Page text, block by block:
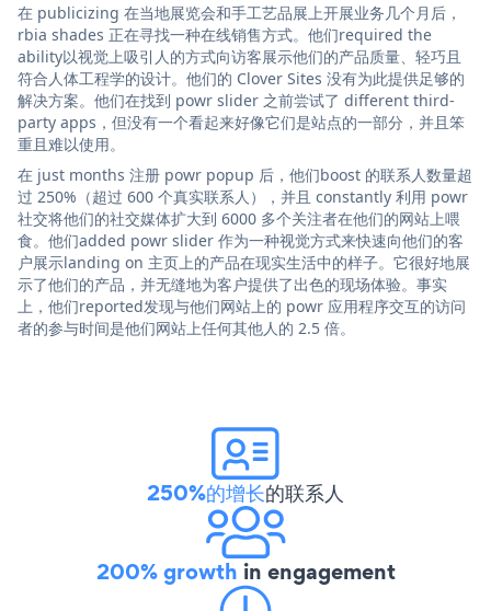
在 publicizing 在当地展览会和手工艺品展上开展业务几个月后，
rbia shades 正在寻找一种在线销售方式。他们required the
ability以视觉上吸引人的方式向访客展示他们的产品质量、轻巧且
符合人体工程学的设计。他们的 Clover Sites 没有为此提供足够的
解决方案。他们在找到 powr slider 之前尝试了 different third-
party apps，但没有一个看起来好像它们是站点的一部分，并且笨
重且难以使用。
在 just months 注册 powr popup 后，他们boost 的联系人数量超
过 250%（超过 600 个真实联系人），并且 constantly 利用 powr
社交将他们的社交媒体扩大到 6000 多个关注者在他们的网站上喂
食。他们added powr slider 作为一种视觉方式来快速向他们的客
户展示landing on 主页上的产品在现实生活中的样子。它很好地展
示了他们的产品，并无缝地为客户提供了出色的现场体验。事实
上，他们reported发现与他们网站上的 powr 应用程序交互的访问
者的参与时间是他们网站上任何其他人的 2.5 倍。
250%的增长的联系人
200% growth in engagement